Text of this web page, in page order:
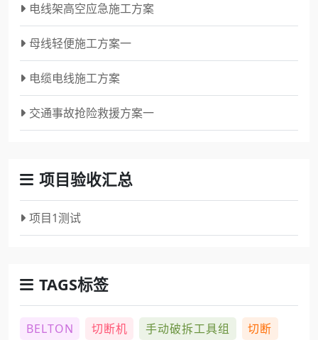
电线架高空应急施工方案
母线轻便施工方案一
电缆电线施工方案
交通事故抢险救援方案一
项目验收汇总
项目1测试
TAGS标签
BELTON 切断机 手动破拆工具组
切断